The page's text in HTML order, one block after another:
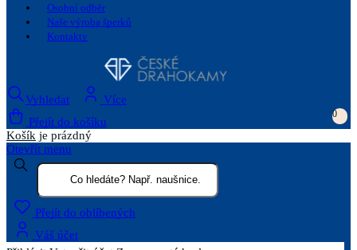
Osobní odběr
Naše výroba šperků
Kontakty
Vyhledat
Více
Přejít do košíku
0
Košík je prázdný
Otevřít menu
Přejít do oblíbených
Váš účet